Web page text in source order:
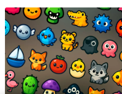
현재 슬라이드: 1 / 2